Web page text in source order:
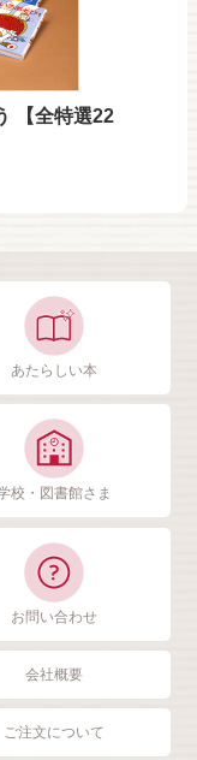
【全特選22
あたらしい本
校・図書館さま
お問い合わせ
会社概要
ご注文について